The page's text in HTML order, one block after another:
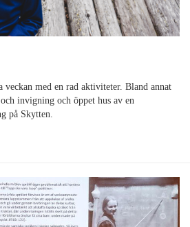
veckan med en rad aktiviteter. Bland annat
invigning och öppet hus av en
på Skytten.